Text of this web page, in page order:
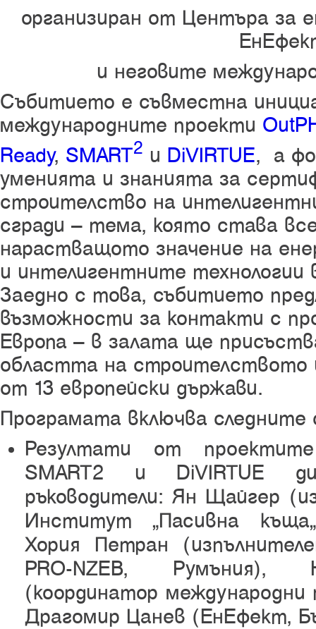
организиран от Центъра за
и неговите
Събитието е съвместна
международните проекти
Ready, SMART2 и DiVIRTUE, а
уменията и знанията за
строителство на
сгради – тема, която става
нарастващото значение на
и интелигентните
Заедно с това, събитието
възможности за контакти с
Европа – в залата ще
областта на строителството
от 13 европейски държави.
Програмата включва следните
Резултати от
SMART2 и DiVIRTUE
ръководители: Ян Щайгер
Институт „Пасивна
Хория Петран
PRO-NZEB, Румъния),
(координатор международни
Драгомир Цанев (ЕнЕфект,